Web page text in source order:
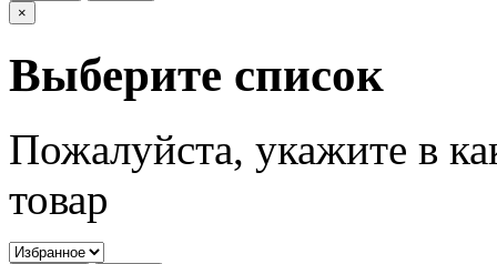
×
Выберите список
Пожалуйста, укажите в
товар